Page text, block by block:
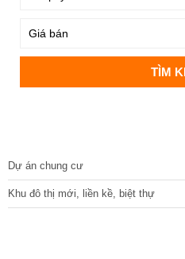
Dự án chung cư
Khu đô thị mới, liền kề, biệt thự